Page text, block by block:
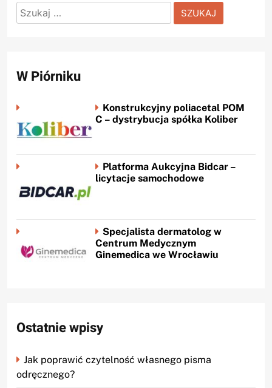
Szukaj:
W Piórniku
Konstrukcyjny poliacetal POM
C – dystrybucja spółka Koliber
Platforma Aukcyjna Bidcar –
licytacje samochodowe
Specjalista dermatolog w
Centrum Medycznym
Ginemedica we Wrocławiu
Ostatnie wpisy
Jak poprawić czytelność własnego pisma
odręcznego?